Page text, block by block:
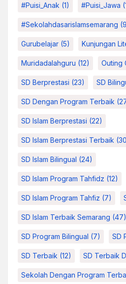
#Puisi_Anak (1) #Puisi_Jawa
#sekolahdasarislamsemarang
Gurubelajar (5) Kunjungan
Muridadalahguru (12) Outing
SD Berprestasi (23) SD
SD Dengan Program Terbaik
SD Islam Berprestasi (22)
SD Islam Berprestasi Terbaik
SD Islam Bilingual (24)
SD Islam Program Tahfidz (12)
SD Islam Program Tahfiz (7)
SD Islam Terbaik Semarang (47)
SD Program Bilingual (7) SD
SD Terbaik (12) SD Terbaik
Sekolah Dengan Program